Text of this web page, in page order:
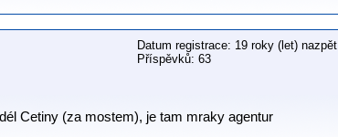
Datum registrace: 19 roky (let) nazpět
Příspěvků: 63
Cetiny (za mostem), je tam mraky agentur